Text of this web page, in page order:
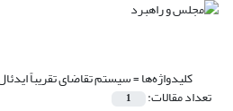
کلیدواژه‌ها =سیستم تقاضای تقریباً
تعداد مقالات: 1